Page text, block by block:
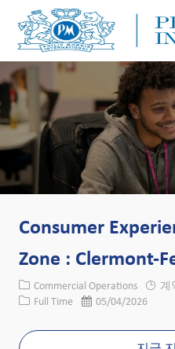
Consumer
Zone : Clermont-
카테고리
Commercial Operations 계
Job 유형
Full Time 게시일05/04/2026